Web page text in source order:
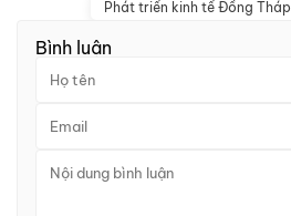
Phát triển kinh tế Đồng Tháp
Bình luận